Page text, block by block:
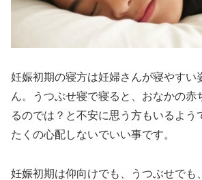
妊娠初期の寝方は妊婦さんが寝やすい
ん。うつぶせ寝で寝ると、おなかの赤
るのでは？と不安に思う方もいるよう
たくの心配しないでいい事です。
妊娠初期は仰向けでも、うつぶせでも